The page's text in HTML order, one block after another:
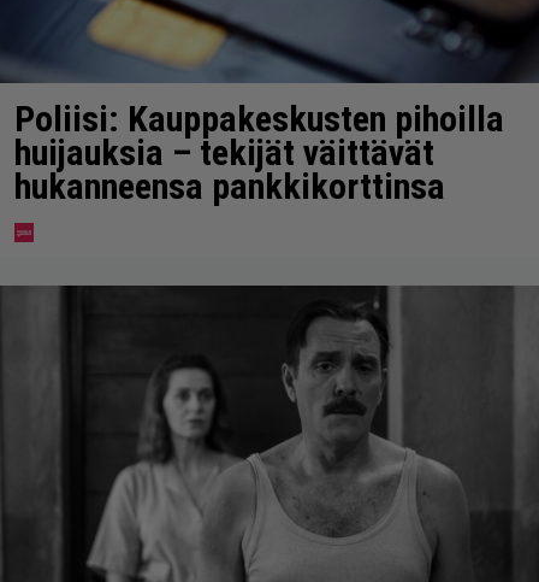
Poliisi: Kauppakeskusten pihoilla
huijauksia – tekijät väittävät
hukanneensa pankkikorttinsa